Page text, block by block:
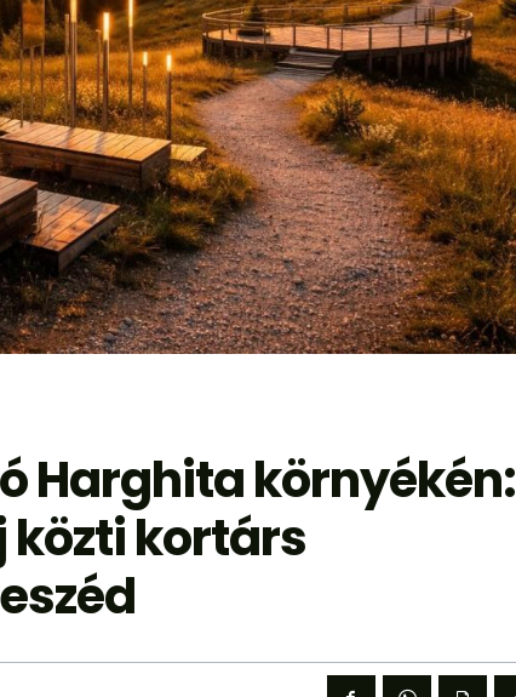
Harghita környékén:
közti kortárs